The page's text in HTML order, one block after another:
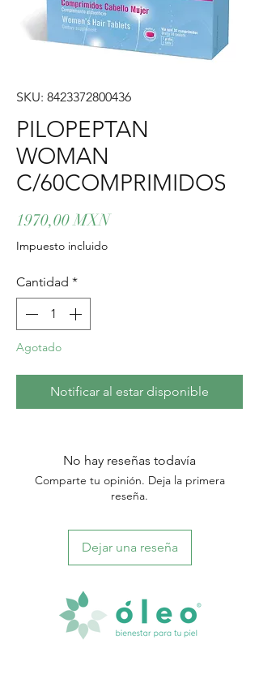
SKU: 8423372800436
PILOPEPTAN
WOMAN
C/60COMPRIMIDOS
1970,00 MXNPrecio
Impuesto incluido
Cantidad *
Agotado
Notificar al estar disponible
No hay reseñas todavía
Comparte tu opinión. Deja la primera
reseña.
Dejar una reseña